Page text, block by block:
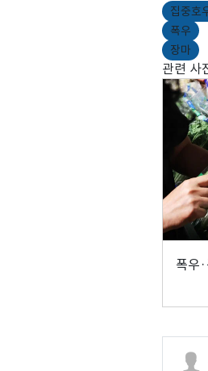
집중호
폭우
장마
관련 사
폭우